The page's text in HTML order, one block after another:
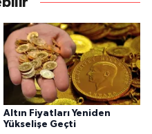
Altın Fiyatları Yeniden
Yükselişe Geçti